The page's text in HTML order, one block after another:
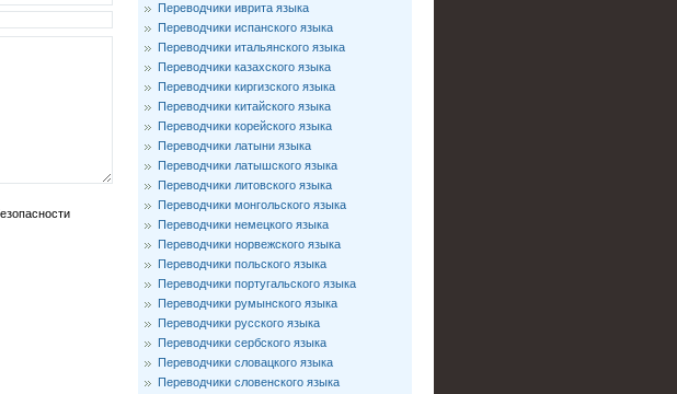
Переводчики иврита языка
Переводчики испанского языка
Переводчики итальянского языка
Переводчики казахского языка
Переводчики киргизского языка
Переводчики китайского языка
Переводчики корейского языка
Переводчики латыни языка
Переводчики латышского языка
Переводчики литовского языка
Переводчики монгольского языка
Переводчики немецкого языка
Переводчики норвежского языка
Переводчики польского языка
Переводчики португальского языка
Переводчики румынского языка
Переводчики русского языка
Переводчики сербского языка
Переводчики словацкого языка
Переводчики словенского языка